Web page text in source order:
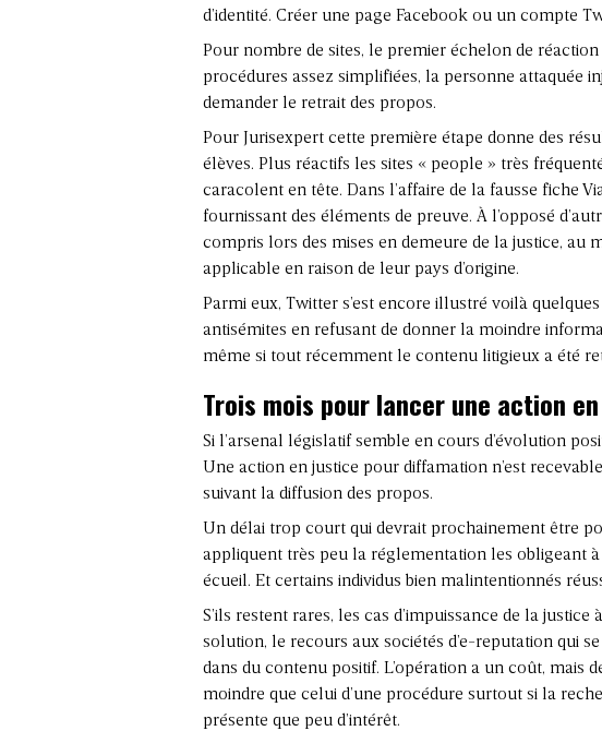
d’identité. Créer une page Facebook ou un compte
Pour nombre de sites, le premier échelon de
procédures assez simplifiées, la personne attaquée
demander le retrait des propos.
Pour Jurisexpert cette première étape donne des
élèves. Plus réactifs les sites « people » très
caracolent en tête. Dans l’affaire de la fausse fiche
fournissant des éléments de preuve. À l’opposé
compris lors des mises en demeure de la justice, au
applicable en raison de leur pays d’origine.
Parmi eux, Twitter s’est encore illustré voilà
antisémites en refusant de donner la moindre
même si tout récemment le contenu litigieux a été
Trois mois pour lancer une action
Si l’arsenal législatif semble en cours d’évolution
Une action en justice pour diffamation n’est
suivant la diffusion des propos.
Un délai trop court qui devrait prochainement être
appliquent très peu la réglementation les obligeant
écueil. Et certains individus bien malintentionnés
S’ils restent rares, les cas d’impuissance de la
solution, le recours aux sociétés d’e-reputation qui
dans du contenu positif. L’opération a un coût, mais
moindre que celui d’une procédure surtout si la
présente que peu d’intérêt.